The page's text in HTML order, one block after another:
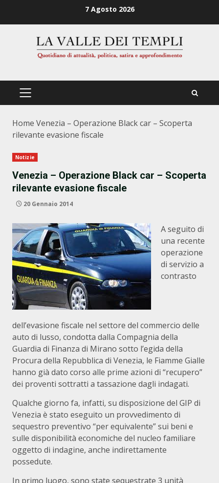
7 Agosto 2026
PRIMÄRES
Home Venezia – Operazione Black car – Scoperta
rilevante evasione fiscale
Notizie
Venezia – Operazione Black car – Scoperta
rilevante evasione fiscale
20 Gennaio 2014
A seguito di
una recente
operazione
di servizio a
contrasto
dell’evasione fiscale nel settore del commercio delle
auto di lusso, condotta dalla Compagnia della
Guardia di Finanza di Mirano sotto l’egida della
Procura della Repubblica di Venezia, le Fiamme Gialle
hanno già dato corso alle prime azioni di “recupero”
dei proventi sottratti a tassazione dagli indagati.
Qualche giorno fa, infatti, su disposizione del GIP di
Venezia è stato eseguito un provvedimento di
sequestro preventivo “per equivalente” sui beni e
sulle disponibilità economiche del nucleo familiare
oggetto di indagine, anche indirettamente
possedute.
In primo luogo, sono state sequestrate 3 unità